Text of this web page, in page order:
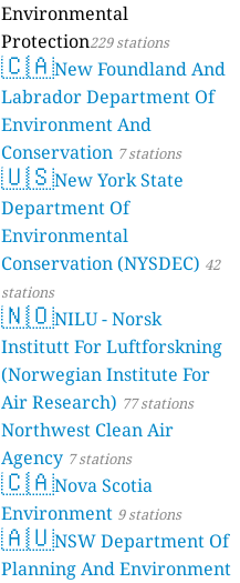
Environmental
Protection229 stations
🇨🇦New Foundland And
Labrador Department Of
Environment And
Conservation 7 stations
🇺🇸New York State
Department Of
Environmental
Conservation (NYSDEC) 42
stations
🇳🇴NILU - Norsk
Institutt For Luftforskning
(Norwegian Institute For
Air Research) 77 stations
Northwest Clean Air
Agency 7 stations
🇨🇦Nova Scotia
Environment 9 stations
🇦🇺NSW Department Of
Planning And Environment